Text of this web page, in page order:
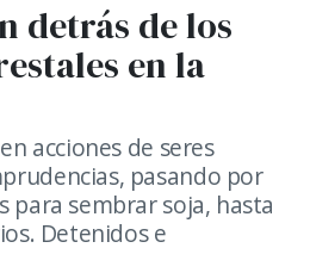
detrás de los
en la
acciones de seres
pasando por
para sembrar soja, hasta
Detenidos e